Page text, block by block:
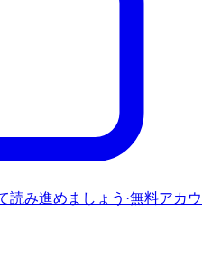
読み進めましょう ·無料アカウ